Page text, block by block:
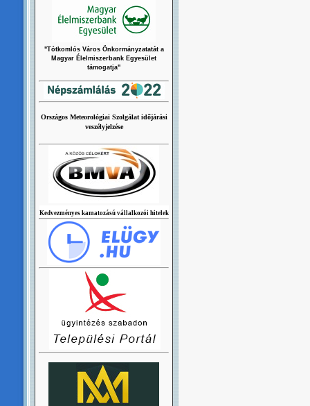
"Tótkomlós Város Önkormányzatatát a
Magyar Élelmiszerbank Egyesület
támogatja"
Országos Meteorológiai Szolgálat időjárási
veszélyjelzése
Kedvezményes kamatozású vállalkozói hitelek